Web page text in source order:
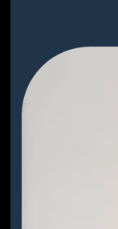
Lecteur
vidéo